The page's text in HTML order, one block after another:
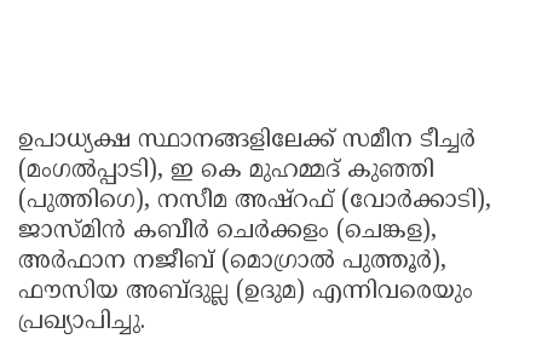
ഉപാധ്യക്ഷ സ്ഥാനങ്ങളിലേക്ക് സമീന ടീച്ചർ
(മംഗൽപ്പാടി), ഇ കെ മുഹമ്മദ് കുഞ്ഞി
(പുത്തിഗെ), നസീമ അഷ്റഫ് (വോർക്കാടി),
ജാസ്മിൻ കബീർ ചെർക്കളം (ചെങ്കള),
അർഫാന നജീബ് (മൊഗ്രാൽ പുത്തൂർ),
ഫൗസിയ അബ്ദുല്ല (ഉദുമ) എന്നിവരെയും
പ്രഖ്യാപിച്ചു.